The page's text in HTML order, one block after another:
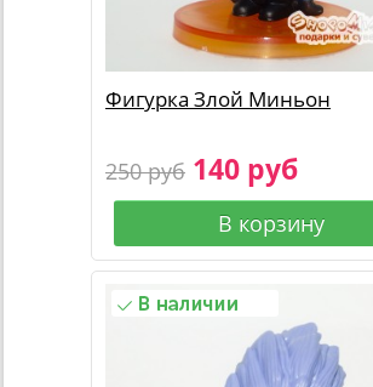
Фигурка Злой Миньон
250 руб 140 руб
В корзину